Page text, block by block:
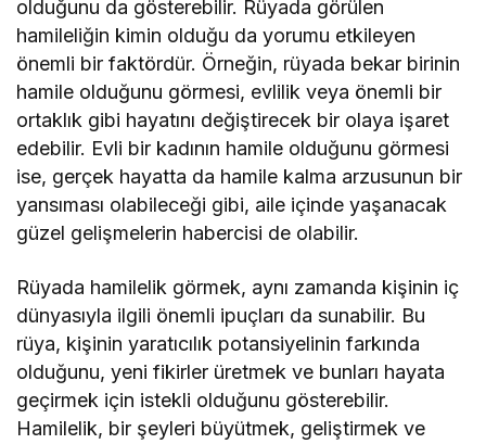
olduğunu da gösterebilir. Rüyada görülen
hamileliğin kimin olduğu da yorumu etkileyen
önemli bir faktördür. Örneğin, rüyada bekar birinin
hamile olduğunu görmesi, evlilik veya önemli bir
ortaklık gibi hayatını değiştirecek bir olaya işaret
edebilir. Evli bir kadının hamile olduğunu görmesi
ise, gerçek hayatta da hamile kalma arzusunun bir
yansıması olabileceği gibi, aile içinde yaşanacak
güzel gelişmelerin habercisi de olabilir.
Rüyada hamilelik görmek, aynı zamanda kişinin iç
dünyasıyla ilgili önemli ipuçları da sunabilir. Bu
rüya, kişinin yaratıcılık potansiyelinin farkında
olduğunu, yeni fikirler üretmek ve bunları hayata
geçirmek için istekli olduğunu gösterebilir.
Hamilelik, bir şeyleri büyütmek, geliştirmek ve